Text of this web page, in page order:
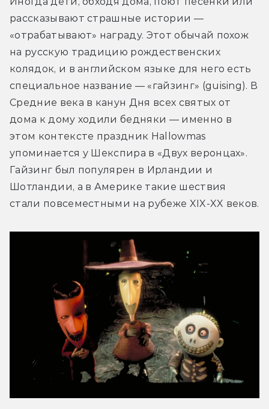
рассказывают страшные истории —
«отрабатывают» награду. Этот обычай похож
на русскую традицию рождественских
колядок, и в английском языке для него есть
специальное название — «гайзинг» (guising). В
Средние века в канун Дня всех святых от
дома к дому ходили бедняки — именно в
этом контексте праздник Hallowmas
упоминается у Шекспира в «Двух веронцах».
Гайзинг был популярен в Ирландии и
Шотландии, а в Америке такие шествия
стали повсеместными на рубеже XIX-XX веков.